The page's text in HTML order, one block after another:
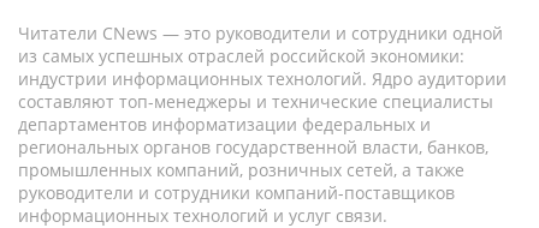
Читатели CNews — это руководители и сотрудники одной
из самых успешных отраслей российской экономики:
индустрии информационных технологий. Ядро аудитории
составляют топ-менеджеры и технические специалисты
департаментов информатизации федеральных и
региональных органов государственной власти, банков,
промышленных компаний, розничных сетей, а также
руководители и сотрудники компаний-поставщиков
информационных технологий и услуг связи.